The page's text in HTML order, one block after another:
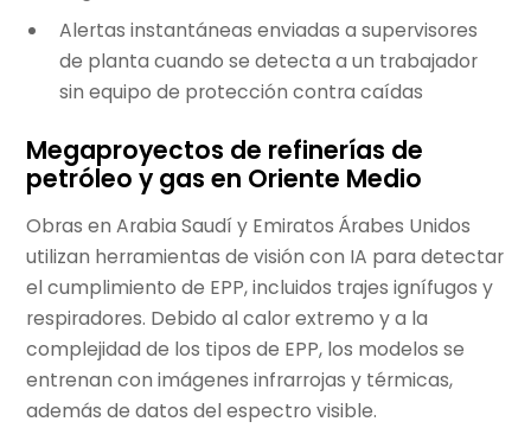
Alertas instantáneas enviadas a supervisores
de planta cuando se detecta a un trabajador
sin equipo de protección contra caídas
Megaproyectos de refinerías de
petróleo y gas en Oriente Medio
Obras en Arabia Saudí y Emiratos Árabes Unidos
utilizan herramientas de visión con IA para detectar
el cumplimiento de EPP, incluidos trajes ignífugos y
respiradores. Debido al calor extremo y a la
complejidad de los tipos de EPP, los modelos se
entrenan con imágenes infrarrojas y térmicas,
además de datos del espectro visible.